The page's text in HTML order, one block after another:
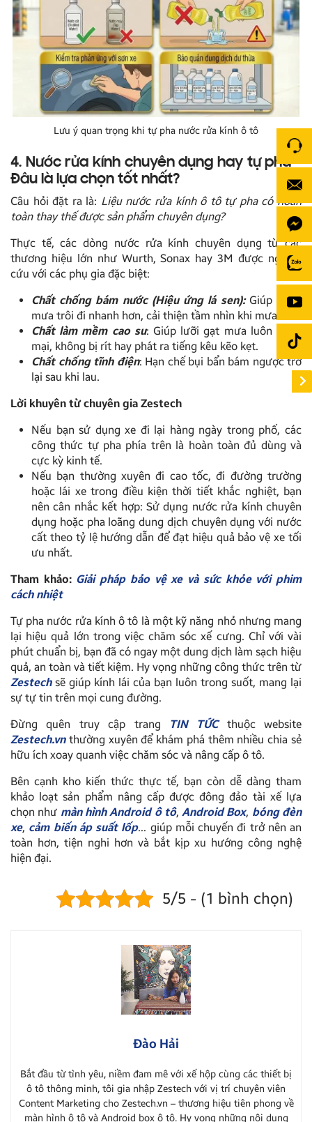
Lưu ý quan trọng khi tự pha nước rửa kính ô tô
4. Nước rửa kính chuyên dụng hay tự pha –
Đâu là lựa chọn tốt nhất?
Câu hỏi đặt ra là: Liệu nước rửa kính ô tô tự pha có hoàn
toàn thay thế được sản phẩm chuyên dụng?
Thực tế, các dòng nước rửa kính chuyên dụng từ các
thương hiệu lớn như Wurth, Sonax hay 3M được nghiên
cứu với các phụ gia đặc biệt:
Chất chống bám nước (Hiệu ứng lá sen):Giúp nước
mưa trôi đi nhanh hơn, cải thiện tầm nhìn khi mưa lớn.
Chất làm mềm cao su: Giúp lưỡi gạt mưa luôn mềm
mại, không bị rít hay phát ra tiếng kêu kẽo kẹt.
Chất chống tĩnh điện: Hạn chế bụi bẩn bám ngược trở
lại sau khi lau.
Lời khuyên từ chuyên gia Zestech
Nếu bạn sử dụng xe đi lại hàng ngày trong phố, các
công thức tự pha phía trên là hoàn toàn đủ dùng và
cực kỳ kinh tế.
Nếu bạn thường xuyên đi cao tốc, đi đường trường
hoặc lái xe trong điều kiện thời tiết khắc nghiệt, bạn
nên cân nhắc kết hợp: Sử dụng nước rửa kính chuyên
dụng hoặc pha loãng dung dịch chuyên dụng với nước
cất theo tỷ lệ hướng dẫn để đạt hiệu quả bảo vệ xe tối
ưu nhất.
Tham khảo: Giải pháp bảo vệ xe và sức khỏe với phim
cách nhiệt
Tự pha nước rửa kính ô tô là một kỹ năng nhỏ nhưng mang
lại hiệu quả lớn trong việc chăm sóc xế cưng. Chỉ với vài
phút chuẩn bị, bạn đã có ngay một dung dịch làm sạch hiệu
quả, an toàn và tiết kiệm. Hy vọng những công thức trên từ
Zestechsẽ giúp kính lái của bạn luôn trong suốt, mang lại
sự tự tin trên mọi cung đường.
Đừng quên truy cập trang
TIN TỨC
thuộc website
Zestech.vnthường xuyên để khám phá thêm nhiều chia sẻ
hữu ích xoay quanh việc chăm sóc và nâng cấp ô tô.
Bên cạnh kho kiến thức thực tế, bạn còn dễ dàng tham
khảo loạt sản phẩm nâng cấp được đông đảo tài xế lựa
chọn như màn hình Android ô tô,Android Box, bóng đèn
xe, cảm biến áp suất lốp… giúp mỗi chuyến đi trở nên an
toàn hơn, tiện nghi hơn và bắt kịp xu hướng công nghệ
hiện đại.
5/5 - (1 bình chọn)
Đào Hải
Bắt đầu từ tình yêu, niềm đam mê với xế hộp cùng các thiết bị
ô tô thông minh, tôi gia nhập Zestech với vị trí chuyên viên
Content Marketing cho Zestech.vn – thương hiệu tiên phong về
màn hình ô tô và Android box ô tô. Hy vọng những nội dung